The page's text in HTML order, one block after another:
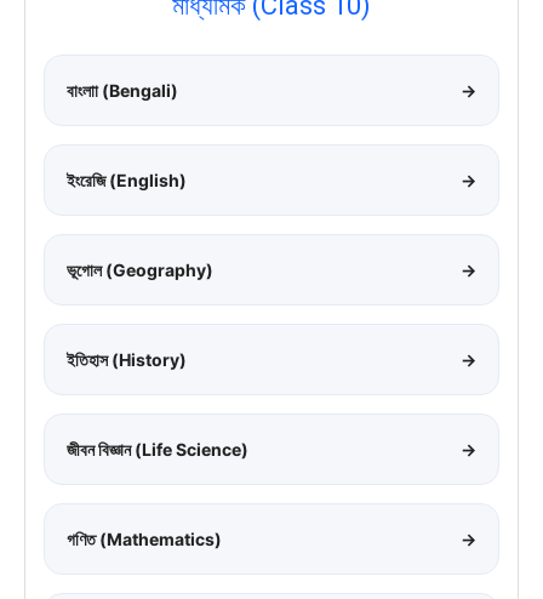
বাংলাা (Bengali) →
ইংরেজি (English) →
ভূগোল (Geography) →
ইতিহাস (History) →
জীবন বিজ্ঞান (Life Science) →
গণিত (Mathematics) →